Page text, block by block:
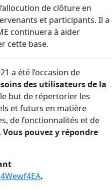
de clôture en
et participants. Il a
continuera à aider
cette base.
a été l’occasion de
des utilisateurs de la
but de répertorier les
et futurs en matière
de fonctionnalités et de
Vous pouvez y répondre
.